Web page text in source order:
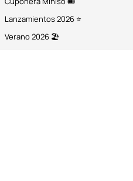
Lanzamientos 2026 ⭐
Verano 2026 🏖️